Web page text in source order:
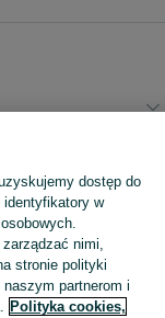
Skorzystaj z największego serwisu ogłoszeniowego - Wędrzyn i okolice! Kupuj to, czego pragniesz i sprzedawaj to, czego już nie potrzebujesz! Zobacz
dostęp do
w
nimi,
stronie polityki
partnerom i
Polityka cookies,